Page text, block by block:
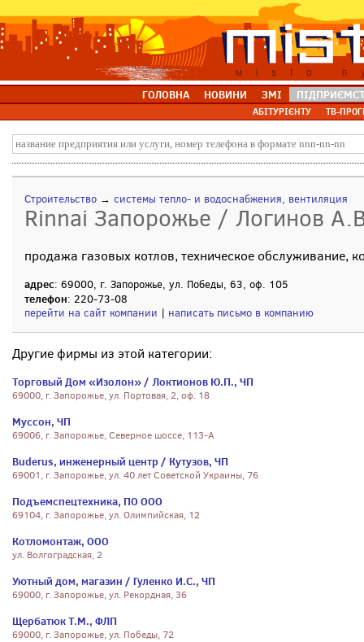
ГОЛОВНА НОВИНИ ЗМІ
АБІТУРІЄНТУ ТВ-
Строительство → системы тепло- и водоснабжения, вентиляция
Rinnai Запорожье / Логинов
продажа газовых котлов, техническое обслуживание,
адрес: 69000, г. Запорожье, ул. Победы, 63, оф. 105
телефон: 220-73-08
перейти на сайт компании | написать письмо в компанию
Другие фирмы из этой категории:
Торговый Дом «Изолон» / Локтионов Ю.П., ЧП
69000, г. Запорожье, ул. Портовая, 2, оф. 18
Муссон, ЧП
69006, г. Запорожье, Северное шоссе, 113-А
Buderus, инженерный центр / Кутузов, ЧП
69001, г. Запорожье, ул. 40 лет Советской Украины, 76
Подъемспецтехника, ПО ООО
69104, г. Запорожье, ул. Олимпийская, 12
Котломонтаж, ООО
ул. Волгоградская, 2
Уютный дом, магазин / Гуленко И.С., ЧП
69000, г. Запорожье, ул. Рекордная, 36
Щербатюк Т.М., ФЛП
69000, г. Запорожье, ул. Победы, 72